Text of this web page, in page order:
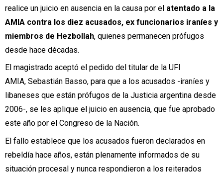
realice un juicio en ausencia en la causa por el atentado a la
AMIA contra los diez acusados, ex funcionarios iraníes y
miembros de Hezbollah, quienes permanecen prófugos
desde hace décadas.
El magistrado aceptó el pedido del titular de la UFI
AMIA, Sebastián Basso, para que a los acusados -iraníes y
libaneses que están prófugos de la Justicia argentina desde
2006-, se les aplique el juicio en ausencia, que fue aprobado
este año por el Congreso de la Nación.
El fallo establece que los acusados fueron declarados en
rebeldía hace años, están plenamente informados de su
situación procesal y nunca respondieron a los reiterados